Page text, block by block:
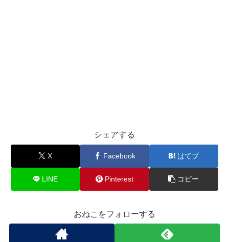
シェアする
X Facebook はてブ
LINE Pinterest コピー
おねこをフォローする